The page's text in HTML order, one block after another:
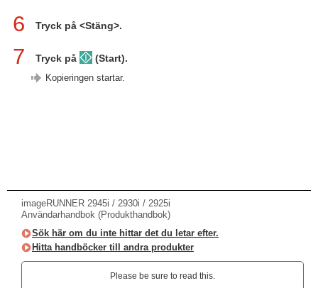
6 Tryck på <Stäng>.
7 Tryck på (Start).
Kopieringen startar.
imageRUNNER 2945i / 2930i / 2925i
Användarhandbok (Produkthandbok)
Sök här om du inte hittar det du letar efter.
Hitta handböcker till andra produkter
Please be sure to read this.‎